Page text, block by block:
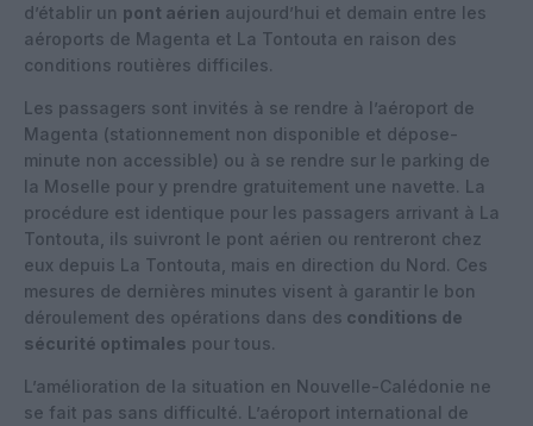
d’établir un pont aérien aujourd’hui et demain entre les
aéroports de Magenta et La Tontouta en raison des
conditions routières difficiles.
Les passagers sont invités à se rendre à l’aéroport de
Magenta (stationnement non disponible et dépose-
minute non accessible) ou à se rendre sur le parking de
la Moselle pour y prendre gratuitement une navette. La
procédure est identique pour les passagers arrivant à La
Tontouta, ils suivront le pont aérien ou rentreront chez
eux depuis La Tontouta, mais en direction du Nord. Ces
mesures de dernières minutes visent à garantir le bon
déroulement des opérations dans des conditions de
sécurité optimales pour tous.
L’amélioration de la situation en Nouvelle-Calédonie ne
se fait pas sans difficulté. L’aéroport international de